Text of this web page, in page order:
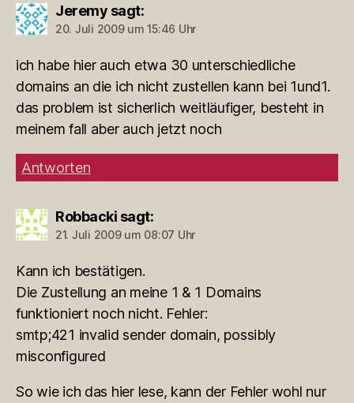
Jeremy sagt:
20. Juli 2009 um 15:46 Uhr
ich habe hier auch etwa 30 unterschiedliche
domains an die ich nicht zustellen kann bei 1und1.
das problem ist sicherlich weitläufiger, besteht in
meinem fall aber auch jetzt noch
Antworten
Robbacki sagt:
21. Juli 2009 um 08:07 Uhr
Kann ich bestätigen.
Die Zustellung an meine 1 & 1 Domains
funktioniert noch nicht. Fehler:
smtp;421 invalid sender domain, possibly
misconfigured
So wie ich das hier lese, kann der Fehler wohl nur